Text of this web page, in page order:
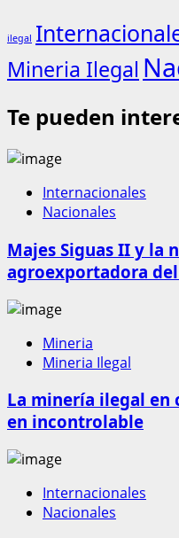
ilegal
Mineria Ilegal
Te pueden
Internacionales
Nacionales
Majes Siguas II y la
agroexportadora
Mineria
Mineria Ilegal
La minería ilegal en
en incontrolable
Internacionales
Nacionales